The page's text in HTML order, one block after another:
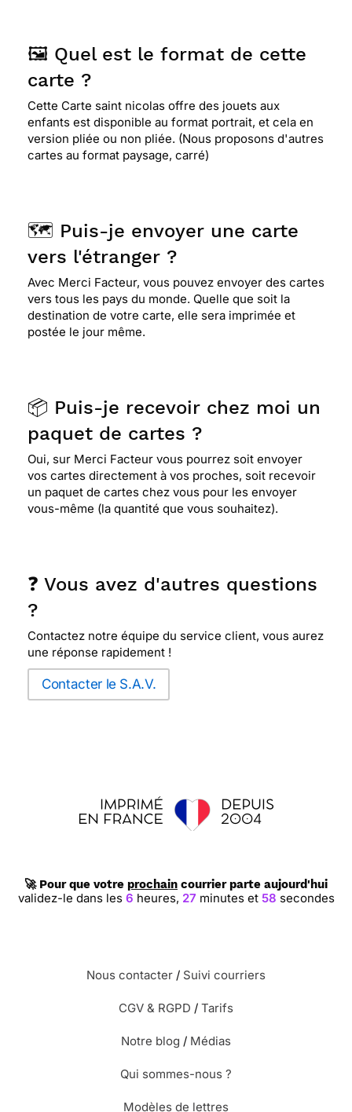
🖼️ Quel est le format de cette
carte ?
Cette Carte saint nicolas offre des jouets aux
enfants est disponible au format portrait, et cela en
version pliée ou non pliée. (Nous proposons d'autres
cartes au format paysage, carré)
🗺️ Puis-je envoyer une carte
vers l'étranger ?
Avec Merci Facteur, vous pouvez envoyer des cartes
vers tous les pays du monde. Quelle que soit la
destination de votre carte, elle sera imprimée et
postée le jour même.
📦 Puis-je recevoir chez moi un
paquet de cartes ?
Oui, sur Merci Facteur vous pourrez soit envoyer
vos cartes directement à vos proches, soit recevoir
un paquet de cartes chez vous pour les envoyer
vous-même (la quantité que vous souhaitez).
❓ Vous avez d'autres questions
?
Contactez notre équipe du service client, vous aurez
une réponse rapidement !
Contacter le S.A.V.
🚀 Pour que votre prochain courrier parte aujourd'hui
validez-le dans les 6 heures, 27 minutes et 57 secondes
Nous contacter / Suivi courriers
CGV & RGPD / Tarifs
Notre blog / Médias
Qui sommes-nous ?
Modèles de lettres